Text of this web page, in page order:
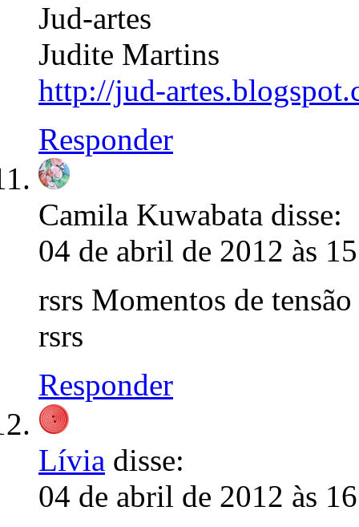
Jud-artes
Judite Martins
http://jud-
Responder
Camila Kuwabata disse:
04 de abril de 2012 às
rsrs Momentos de
rsrs
Responder
Lívia disse:
04 de abril de 2012 às